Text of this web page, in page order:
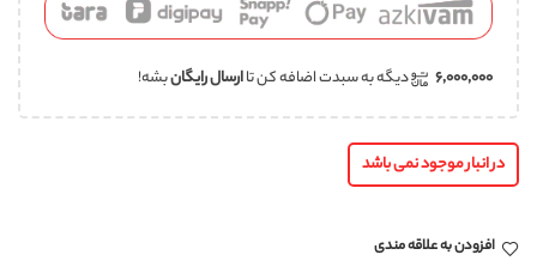
۶,۰۰۰,۰۰۰ دیگه به سبدت اضافه کن تاارسال رایگانبشه!
در انبار موجود نمی باشد
افزودن به علاقه مندی